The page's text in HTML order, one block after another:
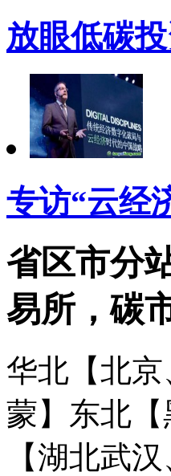
放眼低碳
专访“云经
省区市分
易所，碳
华北【北
蒙】 东北
【湖北武